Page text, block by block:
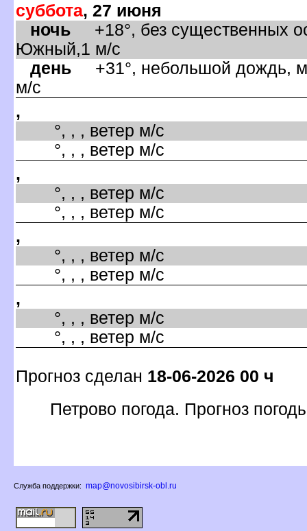
суббота, 27 июня
ночь +18°, без существенных
Южный,1 м/с
день +31°, небольшой дождь,
м/с
,
°, , , ветер м/с
°, , , ветер м/с
,
°, , , ветер м/с
°, , , ветер м/с
,
°, , , ветер м/с
°, , , ветер м/с
,
°, , , ветер м/с
°, , , ветер м/с
Прогноз сделан 18-06-2026 00 ч
Петрово погода. Прогноз
Служба поддержки: map@novosibirsk-obl.ru